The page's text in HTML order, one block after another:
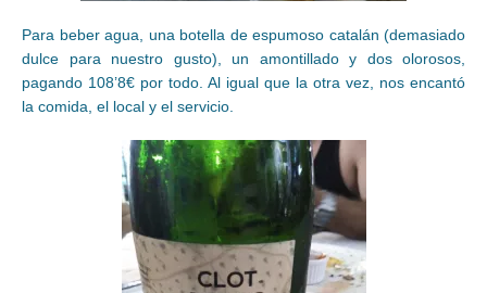
Para beber agua, una botella de espumoso catalán (demasiado
dulce para nuestro gusto), un amontillado y dos olorosos,
pagando 108’8€ por todo. Al igual que la otra vez, nos encantó
la comida, el local y el servicio.